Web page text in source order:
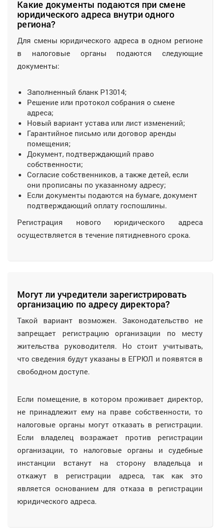
Какие документы подаются при смене
юридического адреса внутри одного
региона?
Для смены юридического адреса в одном регионе
в налоговые органы подаются следующие
документы:
Заполненный бланк Р13014;
Решение или протокол собрания о смене
адреса;
Новый вариант устава или лист изменений;
Гарантийное письмо или договор аренды
помещения;
Документ, подтверждающий право
собственности;
Согласие собственников, а также детей, если
они прописаны по указанному адресу;
Если документы подаются на бумаге, документ
подтверждающий оплату госпошлины.
Регистрация нового юридического адреса
осуществляется в течение пятидневного срока.
Могут ли учредители зарегистрировать
организацию по адресу директора?
Такой вариант возможен. Законодательство не
запрещает регистрацию организации по месту
жительства руководителя. Но стоит учитывать,
что сведения будут указаны в ЕГРЮЛ и появятся в
свободном доступе.
Если помещение, в котором проживает директор,
не принадлежит ему на праве собственности, то
налоговые органы могут отказать в регистрации.
Если владелец возражает против регистрации
организации, то налоговые органы и судебные
инстанции встанут на сторону владельца и
откажут в регистрации адреса, так как это
является основанием для отказа в регистрации
юридического адреса.